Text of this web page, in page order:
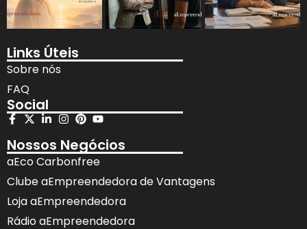
Links Úteis
Sobre nós
FAQ
Social
Nossos Negócios
aEco Carbonfree
Clube aEmpreendedora de Vantagens
Loja aEmpreendedora
Rádio aEmpreendedora